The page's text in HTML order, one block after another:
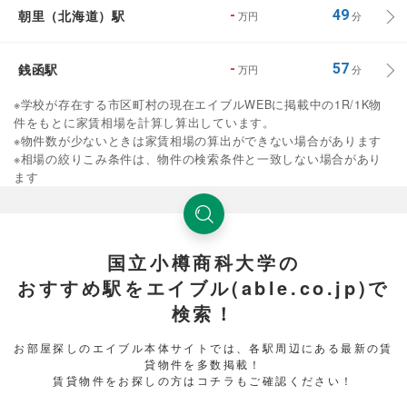
朝里（北海道）駅 - 万円 49分
銭函駅 - 万円 57分
※学校が存在する市区町村の現在エイブルWEBに掲載中の1R/1K物
件をもとに家賃相場を計算し算出しています。
※物件数が少ないときは家賃相場の算出ができない場合があります
※相場の絞りこみ条件は、物件の検索条件と一致しない場合があり
ます
国立小樽商科大学の
おすすめ駅をエイブル(able.co.jp)で
検索！
お部屋探しのエイブル本体サイトでは、各駅周辺にある最新の賃
貸物件を多数掲載！
賃貸物件をお探しの方はコチラもご確認ください！